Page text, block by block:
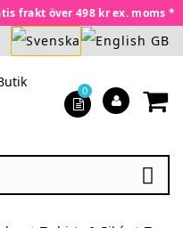
frakt över 498 kr ex. moms *

0